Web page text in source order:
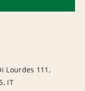
Lourdes 111,
IT